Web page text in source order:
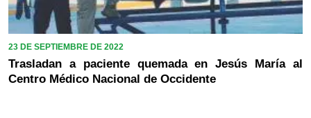
23 DE SEPTIEMBRE DE 2022
Trasladan a paciente quemada en Jesús María al
Centro Médico Nacional de Occidente